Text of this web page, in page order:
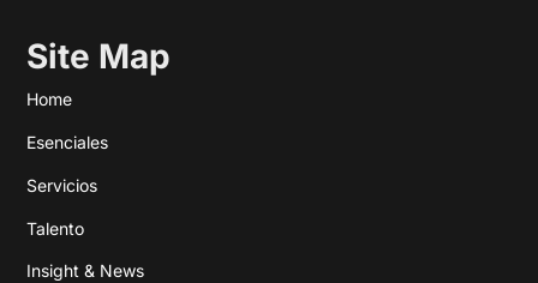
Site Map
Home
Esenciales
Servicios
Talento
Insight & News